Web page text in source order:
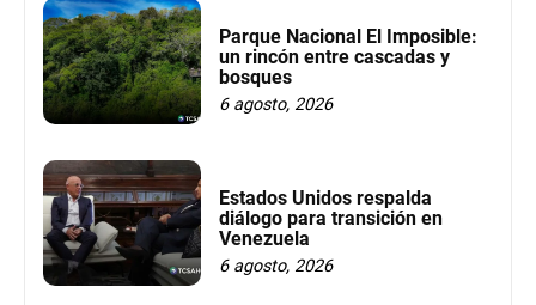
Parque Nacional El Imposible:
un rincón entre cascadas y
bosques
6 agosto, 2026
Estados Unidos respalda
diálogo para transición en
Venezuela
6 agosto, 2026